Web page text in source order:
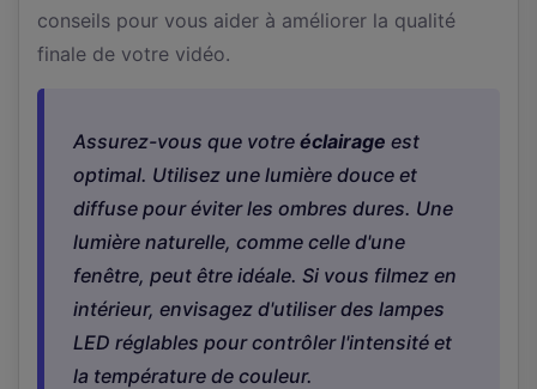
conseils pour vous aider à améliorer la qualité
finale de votre vidéo.
Assurez-vous que votre éclairage est
optimal. Utilisez une lumière douce et
diffuse pour éviter les ombres dures. Une
lumière naturelle, comme celle d'une
fenêtre, peut être idéale. Si vous filmez en
intérieur, envisagez d'utiliser des lampes
LED réglables pour contrôler l'intensité et
la température de couleur.